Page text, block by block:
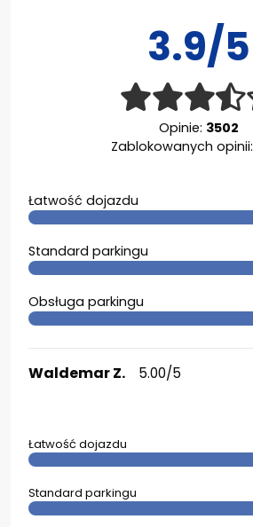
3.9/5
Opinie: 3502
Zablokowanych opinii:
Łatwość dojazdu
Standard parkingu
Obsługa parkingu
Waldemar Z. 5.00/5
Łatwość dojazdu
Standard parkingu